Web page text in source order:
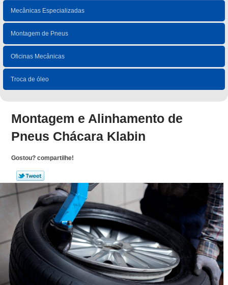
Mecânicas Especializadas
Montagem de Pneus
Oficinas Mecânicas
Troca de óleo
Montagem e Alinhamento de
Pneus Chácara Klabin
Gostou? compartilhe!